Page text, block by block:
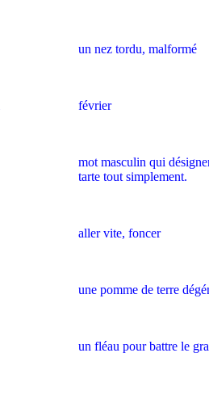
un nez tordu, malformé
février
mot masculin qui
tarte tout simplement.
aller vite, foncer
une pomme de terre
un fléau pour battre le